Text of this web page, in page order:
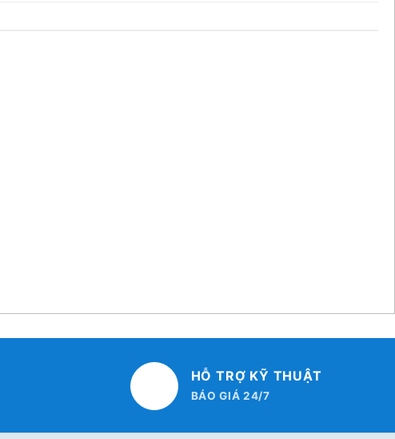
HỖ TRỢ KỸ THUẬT
BÁO GIÁ 24/7